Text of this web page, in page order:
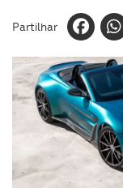
Partilhar